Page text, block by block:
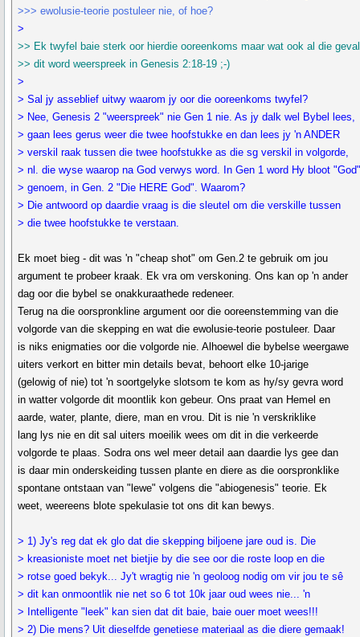
>>> ewolusie-teorie postuleer nie, of hoe?
>
>> Ek twyfel baie sterk oor hierdie ooreenkoms maar wat ook al die
>> dit word weerspreek in Genesis 2:18-19 ;-)
>
> Sal jy asseblief uitwy waarom jy oor die ooreenkoms twyfel?
> Nee, Genesis 2 "weerspreek" nie Gen 1 nie. As jy dalk wel Bybel lees,
> gaan lees gerus weer die twee hoofstukke en dan lees jy 'n ANDER
> verskil raak tussen die twee hoofstukke as die sg verskil in volgorde,
> nl. die wyse waarop na God verwys word. In Gen 1 word Hy bloot
> genoem, in Gen. 2 "Die HERE God". Waarom?
> Die antwoord op daardie vraag is die sleutel om die verskille tussen
> die twee hoofstukke te verstaan.
Ek moet bieg - dit was 'n "cheap shot" om Gen.2 te gebruik om jou
argument te probeer kraak. Ek vra om verskoning. Ons kan op 'n ander
dag oor die bybel se onakkuraathede redeneer.
Terug na die oorspronkline argument oor die ooreenstemming van die
volgorde van die skepping en wat die ewolusie-teorie postuleer. Daar
is niks enigmaties oor die volgorde nie. Alhoewel die bybelse weergawe
uiters verkort en bitter min details bevat, behoort elke 10-jarige
(gelowig of nie) tot 'n soortgelyke slotsom te kom as hy/sy gevra word
in watter volgorde dit moontlik kon gebeur. Ons praat van Hemel en
aarde, water, plante, diere, man en vrou. Dit is nie 'n verskriklike
lang lys nie en dit sal uiters moeilik wees om dit in die verkeerde
volgorde te plaas. Sodra ons wel meer detail aan daardie lys gee dan
is daar min onderskeiding tussen plante en diere as die oorspronklike
spontane ontstaan van "lewe" volgens die "abiogenesis" teorie. Ek
weet, weereens blote spekulasie tot ons dit kan bewys.
> 1) Jy's reg dat ek glo dat die skepping biljoene jare oud is. Die
> kreasioniste moet net bietjie by die see oor die roste loop en die
> rotse goed bekyk... Jy't wragtig nie 'n geoloog nodig om vir jou te sê
> dit kan onmoontlik nie net so 6 tot 10k jaar oud wees nie... 'n
> Intelligente "leek" kan sien dat dit baie, baie ouer moet wees!!!
> 2) Die mens? Uit dieselfde genetiese materiaal as die diere gemaak!